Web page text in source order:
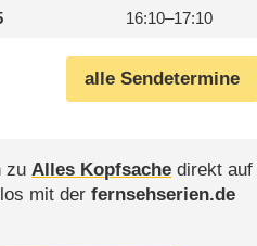
16:10–17:10
alle Sendetermine
zuAlles Kopfsache direkt auf
mit derfernsehserien.de